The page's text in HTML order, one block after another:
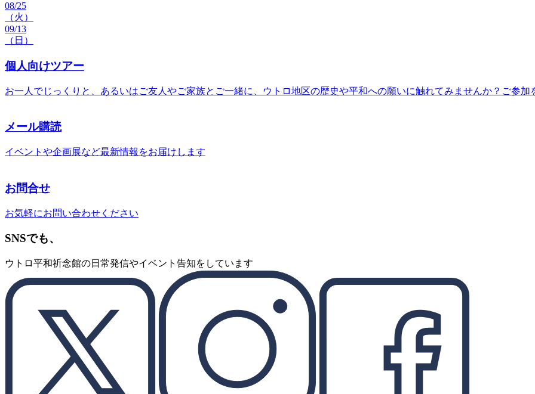
08/25
（火）
09/13
（日）
個人向けツアー
お一人でじっくりと、あるいはご友人やご家族とご一緒に、ウトロ地区の歴史や平和への願いに触れてみませんか？ご参加
メール購読
イベントや企画展など最新情報をお届けします
お問合せ
お気軽にお問い合わせください
SNSでも、
ウトロ平和祈念館の日常発信やイベント告知をしています